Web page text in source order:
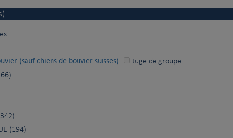
(sauf chiens de bouvier suisses)-
Juge de groupe
(194)